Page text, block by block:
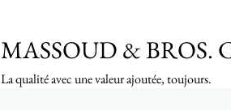
MASSOUD & BROS.
La qualité avec une valeur ajoutée, toujours.